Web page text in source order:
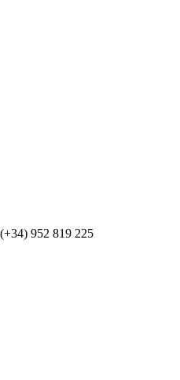
952 819 225